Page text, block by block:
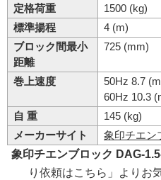
定格荷重
1500 (kg)
標準揚程
4 (m)
ブロック間最小
距離
725 (mm)
巻上速度
50Hz 8.7
60Hz 10.3
自 重
145 (kg)
メーカーサイト
象印チエン
象印チエンブロック DAG-
り依頼はこちら」よりお